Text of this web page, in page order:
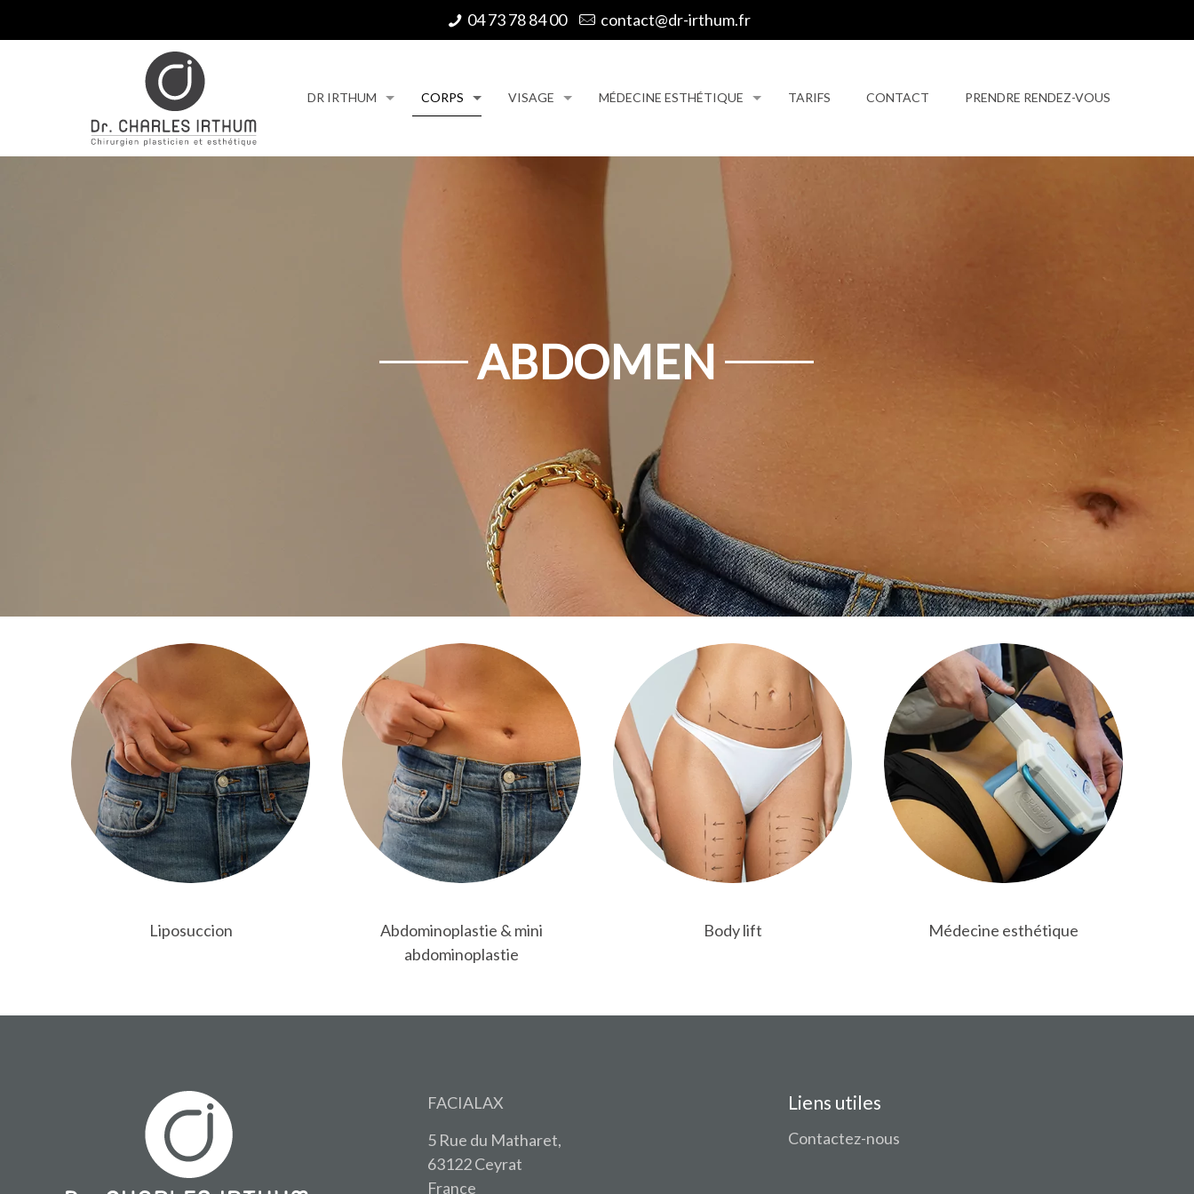
04 73 78 84 00 contact@dr-irthum.fr
DR IRTHUM CORPS VISAGE MÉDECINE ESTHÉTIQUE TARIFS CONTACT PRENDRE RENDEZ-VOUS
ABDOMEN
Liposuccion
Abdominoplastie & mini
abdominoplastie
Body lift Médecine esthétique
FACIALAX
5 Rue du Matharet,
63122 Ceyrat
France
Liens utiles
Contactez-nous